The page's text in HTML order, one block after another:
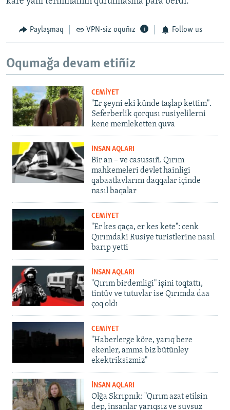
Paylaşmaq VPN-siz oquñız Follow us
Oqumağa devam etiñiz
CEMİYET
"Er şeyni eki künde taşlap kettim".
Seferberlik qorqusı rusiyelilerni
kene memleketten quva
İNSAN AQLARI
Bir an – ve casussıñ. Qırım
mahkemeleri devlet hainligi
qabaatlavlarını daqqalar içinde
nasıl baqalar
CEMİYET
"Er kes qaça, er kes kete": cenk
Qırımdaki Rusiye turistlerine nasıl
barıp yetti
İNSAN AQLARI
"Qırım birdemligi" işini toqtattı,
tintüv ve tutuvlar ise Qırımda daa
çoq oldı
CEMİYET
"Haberlerge köre, yarıq bere
ekenler, amma biz bütünley
ekektriksizmiz"
İNSAN AQLARI
Olğa Skrıpnık: "Qırım azat etilsin
dep, insanlar yarıqsız ve suvsuz